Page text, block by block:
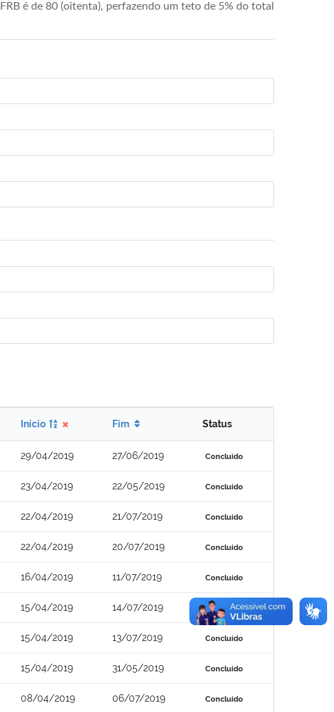
é de 80 (oitenta), perfazendo um teto de 5% do total
Início Fim Status
29/04/2019 27/06/2019 Concluído
23/04/2019 22/05/2019 Concluído
22/04/2019 21/07/2019 Concluído
22/04/2019 20/07/2019 Concluído
16/04/2019 11/07/2019 Concluído
15/04/2019 14/07/2019 Concluído
15/04/2019 13/07/2019 Concluído
15/04/2019 31/05/2019 Concluído
08/04/2019 06/07/2019 Concluído